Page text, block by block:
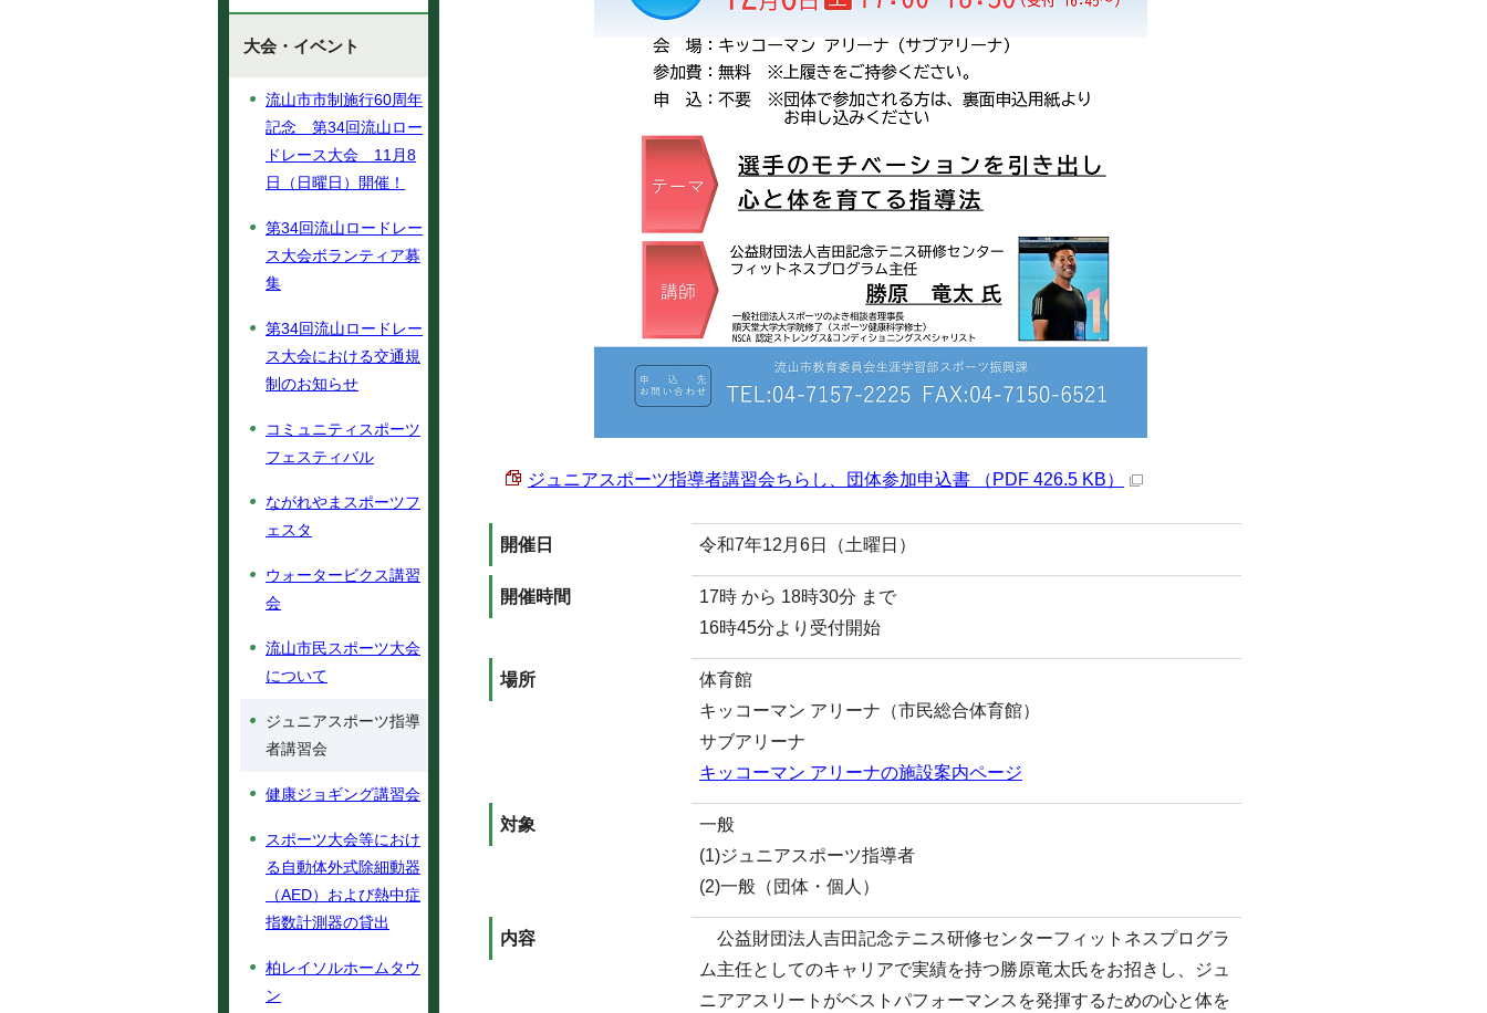
ジュニアスポーツ指導者講習会ちらし、団体参加申込書 （PDF 426.5 KB）
開催日 令和7年12月6日（土曜日）
開催時間
17時 から 18時30分 まで
16時45分より受付開始
場所
体育館
キッコーマン アリーナ（市民総合体育館）
サブアリーナ
キッコーマン アリーナの施設案内ページ
対象
一般
(1)ジュニアスポーツ指導者
(2)一般（団体・個人）
内容
公益財団法人吉田記念テニス研修センターフィットネスプログラ
ム主任としてのキャリアで実績を持つ勝原竜太氏をお招きし、ジュ
ニアアスリートがベストパフォーマンスを発揮するための心と体を
大会・イベント
流山市市制施行60周年
記念 第34回流山ロー
ドレース大会 11月8
日（日曜日）開催！
第34回流山ロードレー
ス大会ボランティア募
集
第34回流山ロードレー
ス大会における交通規
制のお知らせ
コミュニティスポーツ
フェスティバル
ながれやまスポーツフ
ェスタ
ウォータービクス講習
会
流山市民スポーツ大会
について
ジュニアスポーツ指導
者講習会
健康ジョギング講習会
スポーツ大会等におけ
る自動体外式除細動器
（AED）および熱中症
指数計測器の貸出
柏レイソルホームタウ
ン